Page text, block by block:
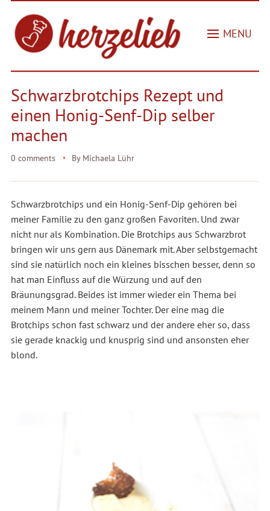
MENU
Schwarzbrotchips Rezept und
einen Honig-Senf-Dip selber
machen
0 comments By Michaela Lühr
Schwarzbrotchips und ein Honig-Senf-Dip gehören bei
meiner Familie zu den ganz großen Favoriten. Und zwar
nicht nur als Kombination. Die Brotchips aus Schwarzbrot
bringen wir uns gern aus Dänemark mit. Aber selbstgemacht
sind sie natürlich noch ein kleines bisschen besser, denn so
hat man Einfluss auf die Würzung und auf den
Bräunungsgrad. Beides ist immer wieder ein Thema bei
meinem Mann und meiner Tochter. Der eine mag die
Brotchips schon fast schwarz und der andere eher so, dass
sie gerade knackig und knusprig sind und ansonsten eher
blond.